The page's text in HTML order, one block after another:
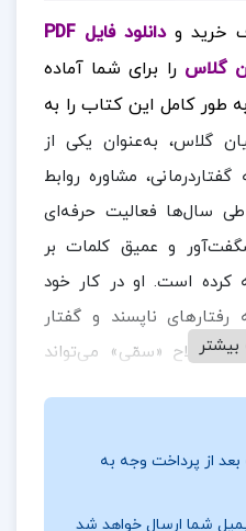
خرید و
دانلود فایل PDF
گلاسرا برای شما آماده
طور کامل این کتاب را به
گلاس، به‌عنوان یکی از
مشاوره روابط
طی سال‌ها فعالیت حرفه‌ای
و عمیق کلمات بر
کرده است. او در کار خود
ناپسند و گفتار
اصطلاح «سمّی» می‌تواند
سمی لیلیان گلاس:
ساده‌ای که دیگران به ما
بیشتر
بعد از پرداخت وجه به
شما ارسال خواهد شد